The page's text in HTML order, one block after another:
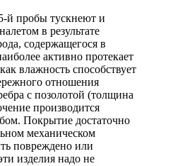
й пробы тускнеют и
в результате
содержащегося в
активно протекает
влажность способствует
отношения
с позолотой (толщина
производится
Покрытие достаточно
механическом
повреждено или
изделия надо не